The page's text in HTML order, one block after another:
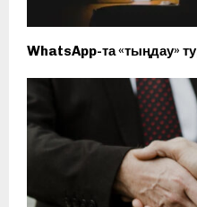
WhatsApp-та «тыңдау»